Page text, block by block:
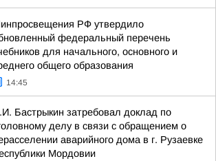
РФ утвердило
федеральный перечень
для начального, основного и
общего образования
14:45
Бастрыкин затребовал доклад по
делу в связи с обращением о
аварийного дома в г. Рузаевке
Мордовии